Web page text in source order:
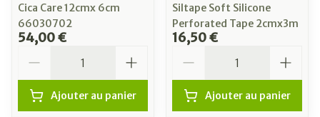
Cica Care 12cmx 6cm
66030702
54,00 €
Ajouter au panier
Siltape Soft Silicone
Perforated Tape 2cmx3m
16,50 €
Ajouter au panier